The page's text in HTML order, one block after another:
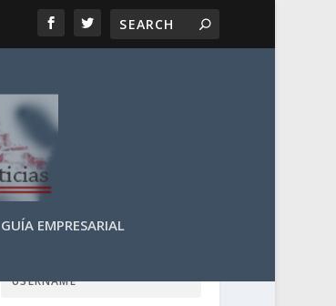
GUÍA EMPRESARIAL
LOGIN USER TTN